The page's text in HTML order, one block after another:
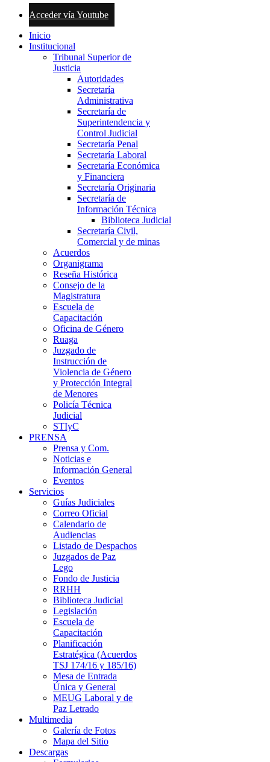
Acceder vía Youtube
Inicio
Institucional
Tribunal Superior de
Justicia
Autoridades
Secretaría
Administrativa
Secretaría de
Superintendencia y
Control Judicial
Secretaría Penal
Secretaría Laboral
Secretaría Económica
y Financiera
Secretaría Originaria
Secretaría de
Información Técnica
Biblioteca Judicial
Secretaría Civil,
Comercial y de minas
Acuerdos
Organigrama
Reseña Histórica
Consejo de la
Magistratura
Escuela de
Capacitación
Oficina de Género
Ruaga
Juzgado de
Instrucción de
Violencia de Género
y Protección Integral
de Menores
Policía Técnica
Judicial
STIyC
PRENSA
Prensa y Com.
Noticias e
Información General
Eventos
Servicios
Guías Judiciales
Correo Oficial
Calendario de
Audiencias
Listado de Despachos
Juzgados de Paz
Lego
Fondo de Justicia
RRHH
Biblioteca Judicial
Legislación
Escuela de
Capacitación
Planificación
Estratégica (Acuerdos
TSJ 174/16 y 185/16)
Mesa de Entrada
Única y General
MEUG Laboral y de
Paz Letrado
Multimedia
Galería de Fotos
Mapa del Sitio
Descargas